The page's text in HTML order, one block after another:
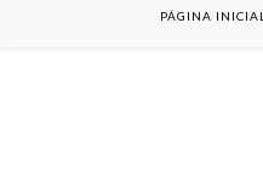
PÁGINA INICIAL